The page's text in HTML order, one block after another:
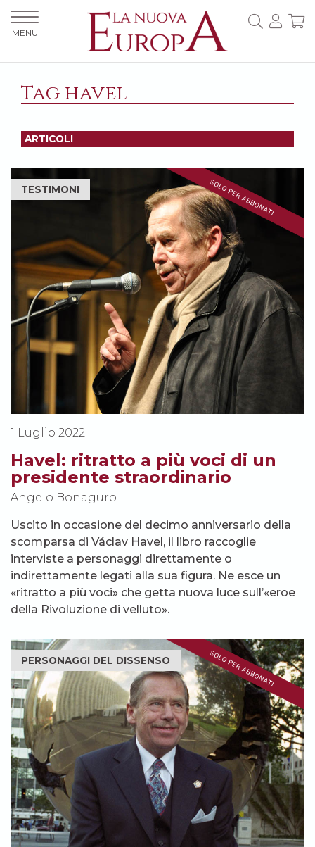
Tag havel
ARTICOLI
TESTIMONI
1 Luglio 2022
Havel: ritratto a più voci di un
presidente straordinario
Angelo Bonaguro
Uscito in occasione del decimo anniversario della
scomparsa di Václav Havel, il libro raccoglie
interviste a personaggi direttamente o
indirettamente legati alla sua figura. Ne esce un
«ritratto a più voci» che getta nuova luce sull’«eroe
della Rivoluzione di velluto».
PERSONAGGI DEL DISSENSO
MENU